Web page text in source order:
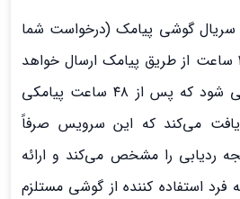
گوشی پیامک (درخواست شما
ثبت شد، پاسخ ظرف ۴۸ ساعت از طریق پیامک ارسال خواهد
شد) برای کاربر ارسال می شود که پس از ۴۸ ساعت پیامکی
می‌کند که این سرویس صرفاً
ردیابی را مشخص می‌کند و ارائه
فرد استفاده کننده از گوشی مستلزم